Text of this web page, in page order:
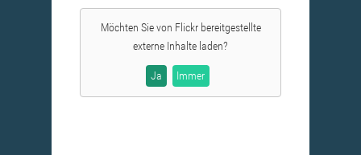
Möchten Sie von Flickrbereitgestellte
externe Inhalte laden?
Ja Immer